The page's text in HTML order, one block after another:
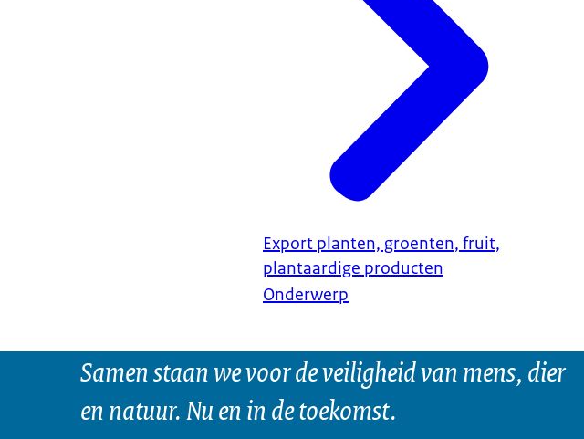
Export planten, groenten, fruit,
plantaardige producten
Onderwerp
Samen staan we voor de veiligheid van mens, dier
en natuur. Nu en in de toekomst.